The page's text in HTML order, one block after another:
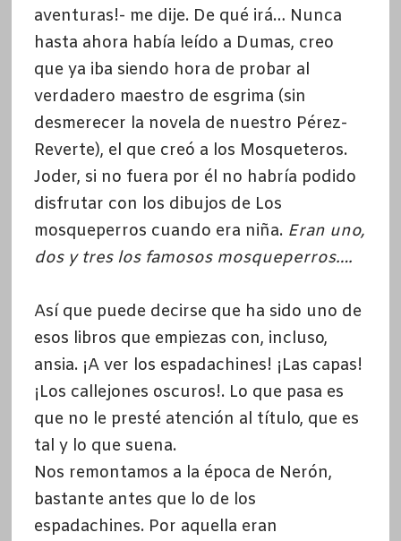
aventuras!- me dije. De qué irá… Nunca
hasta ahora había leído a Dumas, creo
que ya iba siendo hora de probar al
verdadero maestro de esgrima (sin
desmerecer la novela de nuestro Pérez-
Reverte), el que creó a los Mosqueteros.
Joder, si no fuera por él no habría podido
disfrutar con los dibujos de Los
mosqueperros cuando era niña. Eran uno,
dos y tres los famosos mosqueperros….
Así que puede decirse que ha sido uno de
esos libros que empiezas con, incluso,
ansia. ¡A ver los espadachines! ¡Las capas!
¡Los callejones oscuros!. Lo que pasa es
que no le presté atención al título, que es
tal y lo que suena.
Nos remontamos a la época de Nerón,
bastante antes que lo de los
espadachines. Por aquella eran